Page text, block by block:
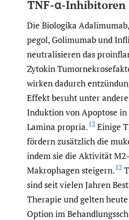
TNF-α-Inhibitoren
Die Biologika
pegol, Golimumab und
neutralisieren das
Zytokin
wirken dadurch
Effekt beruht unter
Induktion von Apoptose
Lamina propria.12 Einige
fördern zusätzlich die
indem sie die Aktivität
Makrophagen steigern.12
sind seit vielen Jahren
Therapie und gelten
Option im